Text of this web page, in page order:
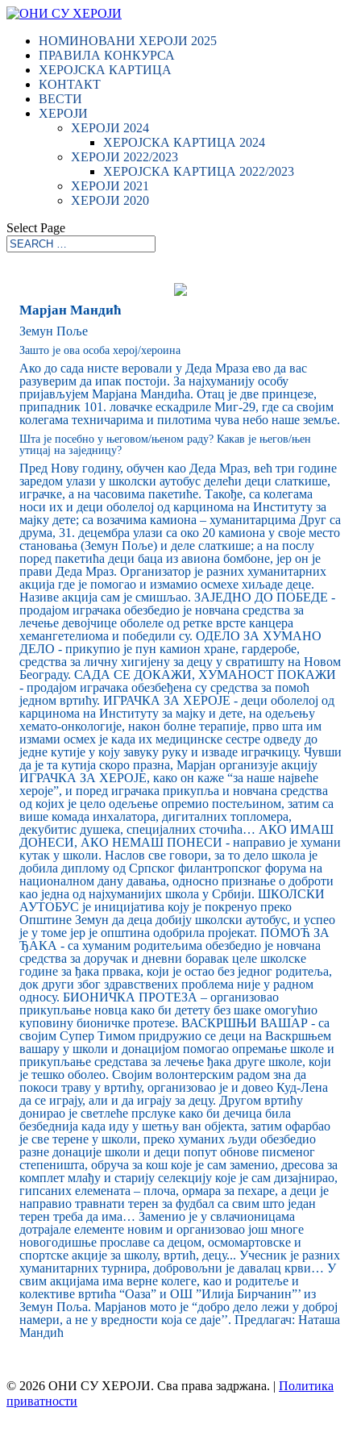
НОМИНОВАНИ ХЕРОЈИ 2025
ПРАВИЛА КОНКУРСА
ХЕРОЈСКА КАРТИЦА
КОНТАКТ
ВЕСТИ
ХЕРОЈИ
ХЕРОЈИ 2024
ХЕРОЈСКА КАРТИЦА 2024
ХЕРОЈИ 2022/2023
ХЕРОЈСКА КАРТИЦА 2022/2023
ХЕРОЈИ 2021
ХЕРОЈИ 2020
Select Page
Марјан Мандић
Земун Поље
Зашто је ова особа херој/хероина
Ако до сада нисте веровали у Деда Мраза ево да вас
разуверим да ипак постоји. За најхуманију особу
пријављујем Марјана Мандића. Отац је две принцезе,
припадник 101. ловачке ескадриле Миг-29, где са својим
колегама техничарима и пилотима чува небо наше земље.
Шта је посебно у његовом/њеном раду? Какав је његов/њен
утицај на заједницу?
Пред Нову годину, обучен као Деда Мраз, већ три године
заредом улази у школски аутобус делећи деци слаткише,
играчке, а на часовима пакетиће. Такође, са колегама
носи их и деци оболелој од карцинома на Институту за
мајку дете; са возачима камиона – хуманитарцима Друг са
друма, 31. децембра улази са око 20 камиона у своје место
становања (Земун Поље) и деле слаткише; а на послу
поред пакетића деци баца из авиона бомбоне, јер он је
прави Деда Мраз. Организатор је разних хуманитарних
акција где је помогао и измамио осмехе хиљаде деце.
Називе акција сам је смишљао. ЗАЈЕДНО ДО ПОБЕДЕ -
продајом играчака обезбедио је новчана средства за
лечење девојчице оболеле од ретке врсте канцера
хемангетелиома и победили су. ОДЕЛО ЗА ХУМАНО
ДЕЛО - прикупио је пун камион хране, гардеробе,
средства за личну хигијену за децу у свратишту на Новом
Београду. САДА СЕ ДОКАЖИ, ХУМАНОСТ ПОКАЖИ
- продајом играчака обезбеђена су средства за помоћ
једном вртићу. ИГРАЧКА ЗА ХЕРОЈЕ - деци оболелој од
карцинома на Институту за мајку и дете, на одељењу
хемато-онкологије, након болне терапије, прво шта им
измами осмех је када их медицинске сестре одведу до
једне кутије у коју завуку руку и изваде играчкицу. Чувши
да је та кутија скоро празна, Марјан организује акцију
ИГРАЧКА ЗА ХЕРОЈЕ, како он каже “за наше највеће
хероје”, и поред играчака прикупља и новчана средства
од којих је цело одељење опремио постељином, затим са
више комада инхалатора, дигиталних топломера,
декубитис душека, специјалних сточића… АКО ИМАШ
ДОНЕСИ, АКО НЕМАШ ПОНЕСИ - направио је хумани
кутак у школи. Наслов све говори, за то дело школа је
добила диплому од Српског филантропског форума на
националном дану давања, односно признање о доброти
као једна од најхуманијих школа у Србији. ШКОЛСКИ
АУТОБУС је иницијатива коју је покренуо преко
Општине Земун да деца добију школски аутобус, и успео
је у томе јер је општина одобрила пројекат. ПОМОЋ ЗА
ЂАКА - са хуманим родитељима обезбедио је новчана
средства за доручак и дневни боравак целе школске
године за ђака првака, који је остао без једног родитеља,
док други због здравствених проблема није у радном
односу. БИОНИЧКА ПРОТЕЗА – организовао
прикупљање новца како би детету без шаке омогућио
куповину бионичке протезе. ВАСКРШЊИ ВАШАР - са
својим Супер Тимом придружио се деци на Васкршњем
вашару у школи и донацијом помогао опремање школе и
прикупљање средстава за лечење ђака друге школе, који
је тешко оболео. Својим волонтерским радом зна да
покоси траву у вртићу, организовао је и довео Куд-Лена
да се играју, али и да играју за децу. Другом вртићу
донирао је светлеће прслуке како би дечица била
безбеднија када иду у шетњу ван објекта, затим офарбао
је све терене у школи, преко хуманих људи обезбедио
разне донације школи и деци попут обнове писменог
степеништа, обруча за кош које је сам заменио, дресова за
комплет млађу и старију селекцију које је сам дизајнирао,
гипсаних елемената – плоча, ормара за пехаре, а деци је
направио травнати терен за фудбал са свим што један
терен треба да има… Заменио је у свлачионицама
дотрајале елементе новим и организовао још многе
новогодишње прославе са децом, осмомартовске и
спортске акције за школу, вртић, децу... Учесник је разних
хуманитарних турнира, добровољни је давалац крви… У
свим акцијама има верне колеге, као и родитеље и
колективе вртића “Оаза” и ОШ ”Илија Бирчанин”’ из
Земун Поља. Марјанов мото је “добро дело лежи у доброј
намери, а не у вредности која се даје’’. Предлагач: Наташа
Мандић
© 2026 ОНИ СУ ХЕРОЈИ. Сва права задржана. | Политика
приватности